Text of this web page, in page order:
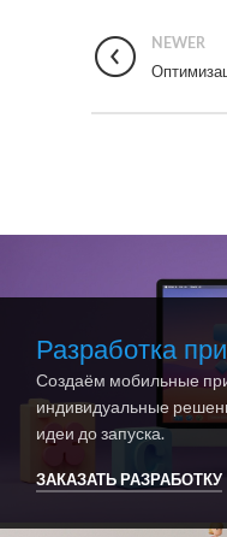
NEWER
Разработка
Создаём мобильные
индивидуальные
идеи до запуска.
ЗАКАЗАТЬ РАЗРАБОТКУ